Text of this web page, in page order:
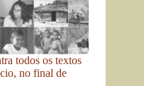
todos os textos
no final de